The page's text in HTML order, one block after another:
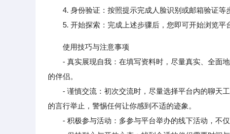
4. 身份验证：按照提示完成人脸识别或邮箱验证等
5. 开始探索：完成上述步骤后，您即可开始浏览平
使用技巧与注意事项
- 真实展现自我：在填写资料时，尽量真实、全面地
的伴侣。
- 谨慎交流：初次交流时，尽量选择平台内的聊天工
的言行举止，警惕任何让你感到不适的迹象。
- 积极参与活动：多参与平台举办的线下活动，不仅